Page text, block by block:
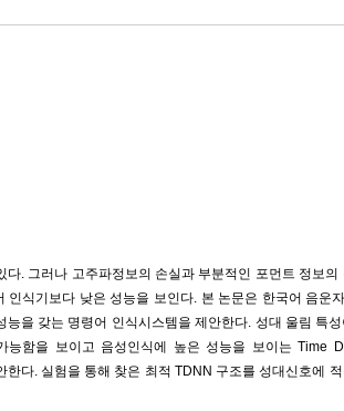
. 그러나 고주파정보의 손실과 부분적인 포먼트 정보의
식기보다 낮은 성능을 보인다. 본 논문은 한국어 음운
을 갖는 명령어 인식시스템을 제안한다. 성대 울림 특
함을 보이고 음성인식에 높은 성능을 보이는 Time
다. 실험을 통해 찾은 최적 TDNN 구조를 성대신호에